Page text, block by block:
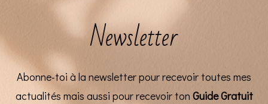
Newsletter
Abonne-toi à la newsletter pour recevoir toutes mes
actualités mais aussi pour recevoir ton Guide Gratuit